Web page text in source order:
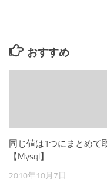
おすすめ
同じ値は1つにまとめて
【Mysql】
2010年10月7日